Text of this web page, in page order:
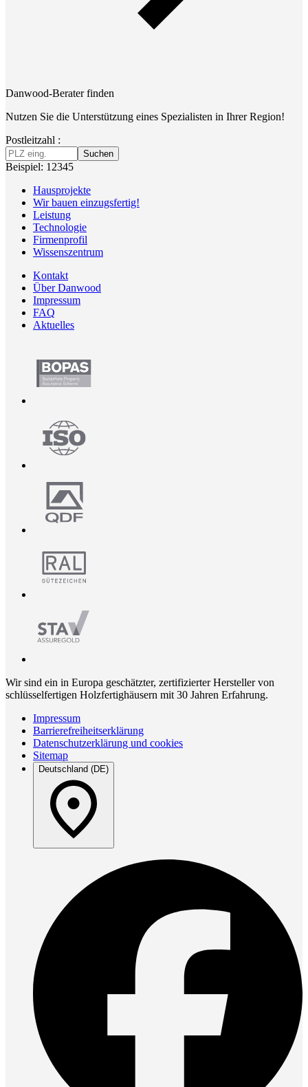
Danwood-Berater finden
Nutzen Sie die Unterstützung eines Spezialisten in Ihrer Region!
Postleitzahl :
Suchen
Beispiel: 12345
Hausprojekte
Wir bauen einzugsfertig!
Leistung
Technologie
Firmenprofil
Wissenszentrum
Kontakt
Über Danwood
Impressum
FAQ
Aktuelles
Wir sind ein in Europa geschätzter, zertifizierter Hersteller von
schlüsselfertigen Holzfertighäusern mit 30 Jahren Erfahrung.
Impressum
Barrierefreiheitserklärung
Datenschutzerklärung und cookies
Sitemap
Deutschland (DE)